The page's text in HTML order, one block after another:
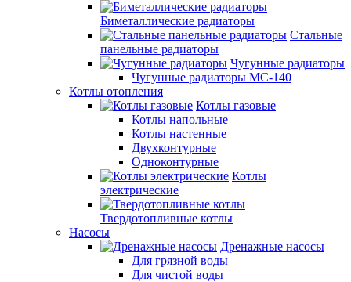
Биметаллические радиаторы
Стальные
панельные радиаторы
Чугунные радиаторы
Чугунные радиаторы МС-140
Котлы отопления
Котлы газовые
Котлы напольные
Котлы настенные
Двухконтурные
Одноконтурные
Котлы
электрические
Твердотопливные котлы
Насосы
Дренажные насосы
Для грязной воды
Для чистой воды